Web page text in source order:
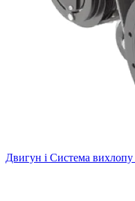
Двигун і Система вихлопу